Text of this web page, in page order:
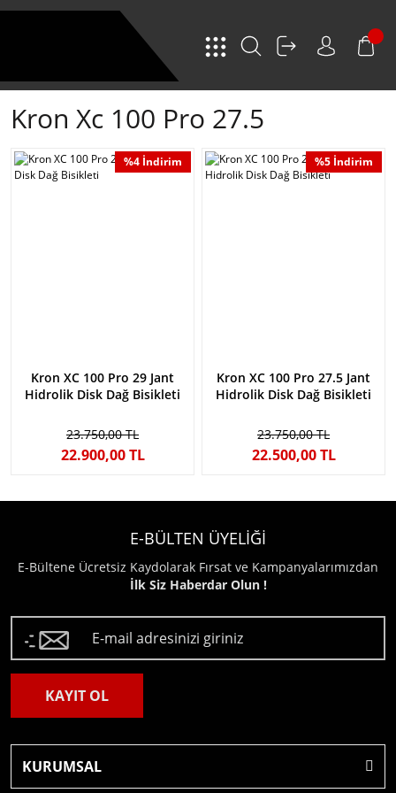
Kron Xc 100 Pro 27.5
%4 İndirim
Kron XC 100 Pro 29 Jant
Hidrolik Disk Dağ Bisikleti
23.750,00 TL
22.900,00 TL
%5 İndirim
Kron XC 100 Pro 27.5 Jant
Hidrolik Disk Dağ Bisikleti
23.750,00 TL
22.500,00 TL
E-BÜLTEN ÜYELİĞİ
E-Bültene Ücretsiz Kaydolarak Fırsat ve Kampanyalarımızdan
İlk Siz Haberdar Olun !
KAYIT OL
KURUMSAL